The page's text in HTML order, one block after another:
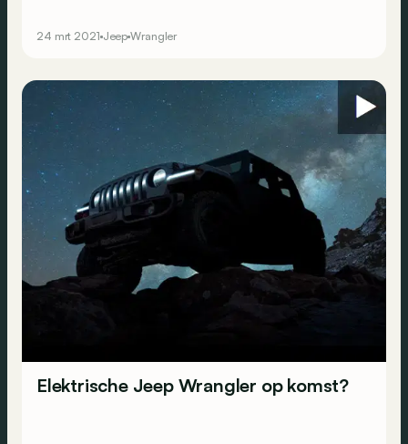
24 mrt 2021 Jeep Wrangler
Elektrische Jeep Wrangler op komst?